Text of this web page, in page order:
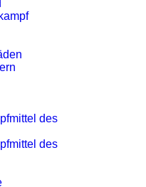
des
des